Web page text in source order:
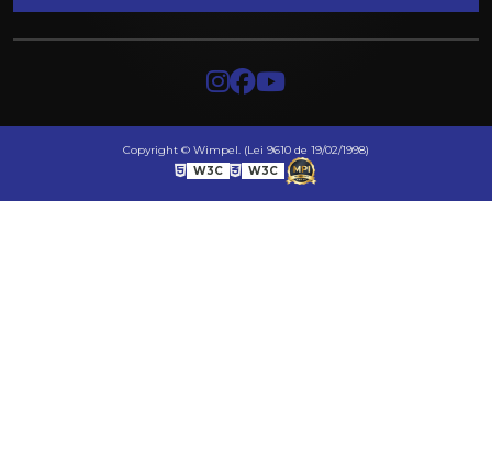
Copyright © Wimpel. (Lei 9610 de 19/02/1998)
W3C
W3C